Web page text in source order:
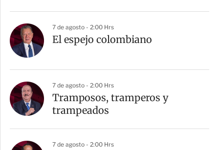
7 de agosto - 2:00 Hrs
El espejo colombiano
7 de agosto - 2:00 Hrs
Tramposos, tramperos y
trampeados
7 de agosto - 2:00 Hrs